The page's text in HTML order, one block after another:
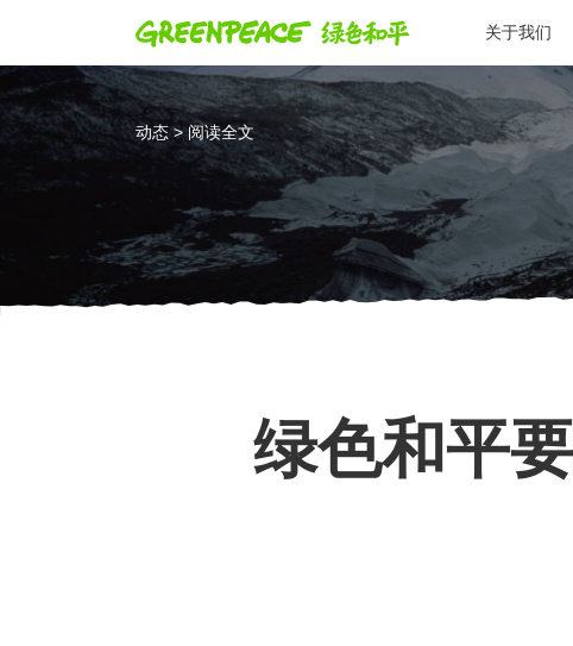
关于我们
动态 > 阅读全文
绿色和平